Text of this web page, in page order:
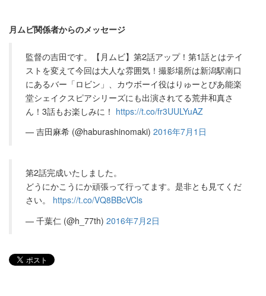
月ムビ関係者からのメッセージ
監督の吉田です。【月ムビ】第2話アップ！第1話とはテイ
ストを変えて今回は大人な雰囲気！撮影場所は新潟駅南口
にあるバー「ロビン」、カウボーイ役はりゅーとぴあ能楽
堂シェイクスピアシリーズにも出演されてる荒井和真さ
ん！3話もお楽しみに！ https://t.co/fr3UULYuAZ
— 吉田麻希 (@haburashinomaki) 2016年7月1日
第2話完成いたしました。
どうにかこうにか頑張って行ってます。是非とも見てくだ
さい。 https://t.co/VQ8BBcVCls
— 千葉仁 (@h_77th) 2016年7月2日